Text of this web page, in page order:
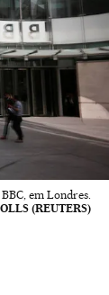
em Londres.
(REUTERS)